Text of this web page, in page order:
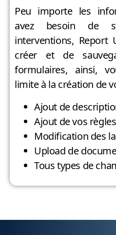
Peu importe les
avez besoin de
interventions,
créer et de
formulaires, ainsi,
limite à la création de
Ajout de
Ajout de vos
Modification des
Upload de
Tous types de